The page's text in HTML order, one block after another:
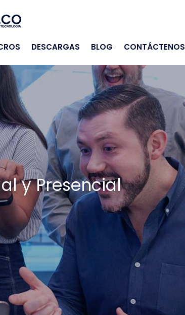
DESCARGAS BLOG CONTÁCTENOS
y Presencial